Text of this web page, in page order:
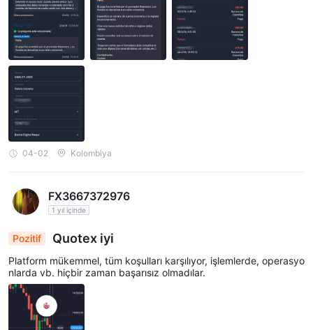
04-02 Kolombiya
FX3667372976
1 yıl içinde
Pozitif Quotex iyi
Platform mükemmel, tüm koşulları karşılıyor, işlemlerde, operasyo
nlarda vb. hiçbir zaman başarısız olmadılar.